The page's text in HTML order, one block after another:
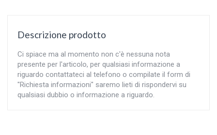
Descrizione prodotto
Ci spiace ma al momento non c'è nessuna nota
presente per l'articolo, per qualsiasi informazione a
riguardo contattateci al telefono o compilate il form di
"Richiesta informazioni" saremo lieti di rispondervi su
qualsiasi dubbio o informazione a riguardo.